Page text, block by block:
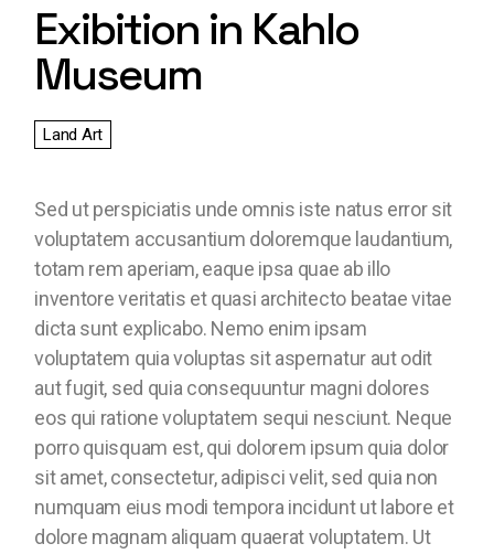
Exibition in Kahlo
Museum
Land Art
Sed ut perspiciatis unde omnis iste natus error sit
voluptatem accusantium doloremque laudantium,
totam rem aperiam, eaque ipsa quae ab illo
inventore veritatis et quasi architecto beatae vitae
dicta sunt explicabo. Nemo enim ipsam
voluptatem quia voluptas sit aspernatur aut odit
aut fugit, sed quia consequuntur magni dolores
eos qui ratione voluptatem sequi nesciunt. Neque
porro quisquam est, qui dolorem ipsum quia dolor
sit amet, consectetur, adipisci velit, sed quia non
numquam eius modi tempora incidunt ut labore et
dolore magnam aliquam quaerat voluptatem. Ut